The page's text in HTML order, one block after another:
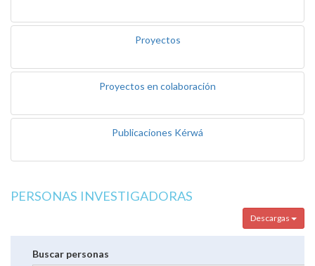
Proyectos
Proyectos en colaboración
Publicaciones Kérwá
PERSONAS INVESTIGADORAS
Descargas
Buscar personas